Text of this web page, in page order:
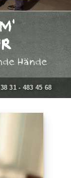
Hände
31 - 483 45 68